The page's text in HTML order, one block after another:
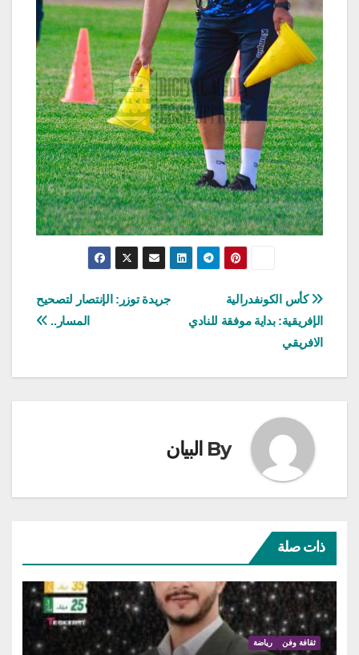
تصفّح
المقالات
جريدة توزر: الإنتصار لتصحيح
المسار..
كأس الكونفدرالية
الإفريقية: بداية موفقة للنادي
الافريقي
By البيان
ذات صلة
ثقافة وفن رياضة